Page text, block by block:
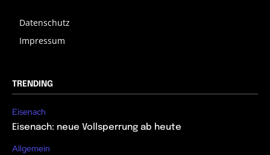
Datenschutz
Impressum
TRENDING
Eisenach
Eisenach: neue Vollsperrung ab heute
Allgemein